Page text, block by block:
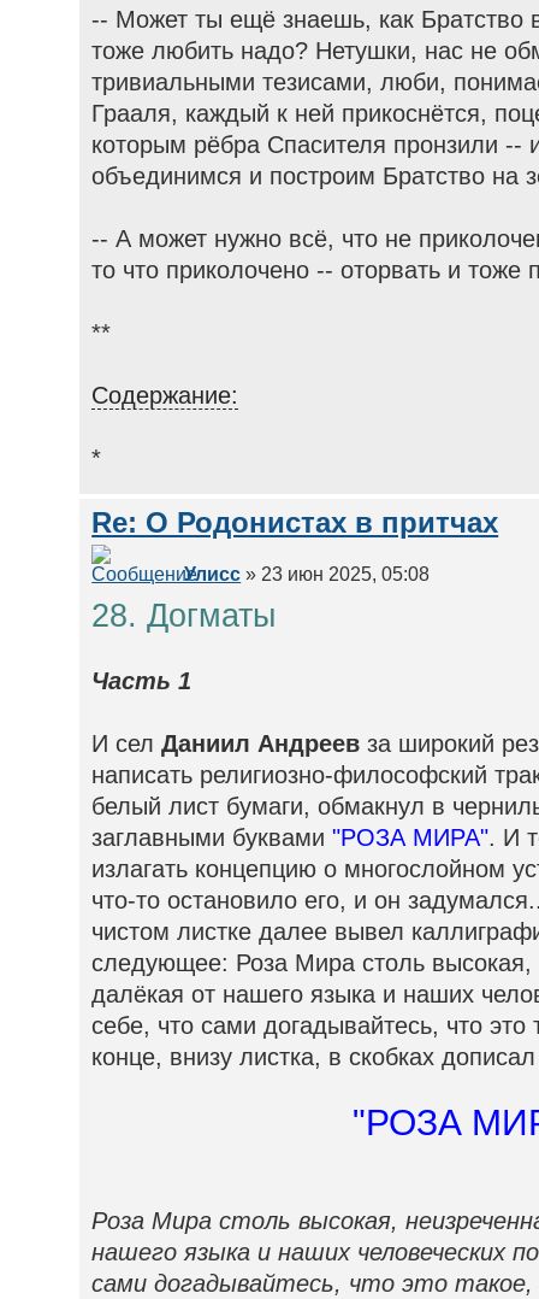
-- Может ты ещё знаешь, как Братство
тоже любить надо? Нетушки, нас не
тривиальными тезисами, люби,
Грааля, каждый к ней прикоснётся,
которым рёбра Спасителя пронзили --
объединимся и построим Братство на
-- А может нужно всё, что не
то что приколочено -- оторвать и тоже
**
Содержание:
*
Re: О Родонистах в притчах
Улисс » 23 июн 2025, 05:08
28. Догматы
Часть 1
И селДаниил Андреев за широкий
написать религиозно-философский
белый лист бумаги, обмакнул в
заглавными буквами"РОЗА МИРА". И
излагать концепцию о многослойном
что-то остановило его, и он
чистом листке далее вывел
следующее: Роза Мира столь высокая,
далёкая от нашего языка и наших
себе, что сами догадывайтесь, что
конце, внизу листка, в скобках
"РОЗА
Роза Мира столь высокая,
нашего языка и наших человеческих
сами догадывайтесь, что это